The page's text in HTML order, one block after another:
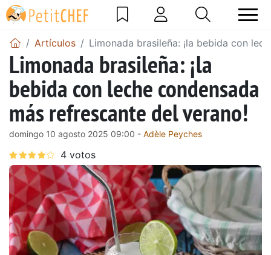
Artículos Limonada brasileña: ¡la bebida con
Limonada brasileña: ¡la
bebida con leche condensada
más refrescante del verano!
domingo 10 agosto 2025 09:00 - Adèle Peyches